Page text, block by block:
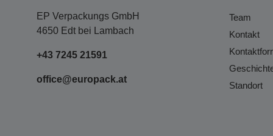
EP Verpackungs GmbH
4650 Edt bei Lambach
+43 7245 21591
office@europack.at
Team
Kontakt
Standort